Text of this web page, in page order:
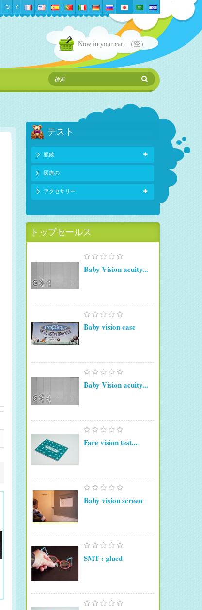
₪‎ ¥
Now in your cart （空）
テスト
眼鏡
医療の
アクセサリー
トップセールス
Baby Vision acuity...
Baby vision case
Baby Vision acuity...
Fare vision test...
Baby vision screen
SMT : glued